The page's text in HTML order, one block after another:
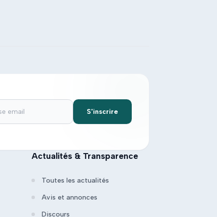
S'inscrire
Actualités & Transparence
Toutes les actualités
Avis et annonces
Discours